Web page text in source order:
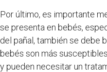
Por último, es importante
se presenta en bebés,
del pañal, también se debe
bebés son más
y pueden necesitar un